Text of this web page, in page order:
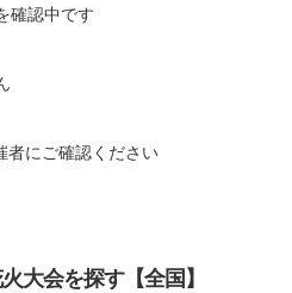
確認中です
者にご確認ください
大会を探す【全国】